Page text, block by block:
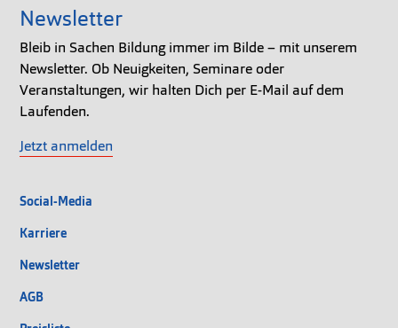
Newsletter
Bleib in Sachen Bildung immer im Bilde – mit unserem
Newsletter. Ob Neuigkeiten, Seminare oder
Veranstaltungen, wir halten Dich per E-Mail auf dem
Laufenden.
Jetzt anmelden
Social-Media
Karriere
Newsletter
AGB